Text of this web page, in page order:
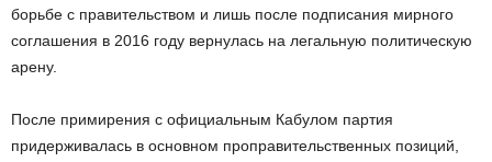
борьбе с правительством и лишь после подписания мирного
соглашения в 2016 году вернулась на легальную политическую
арену.
После примирения с официальным Кабулом партия
придерживалась в основном проправительственных позиций,